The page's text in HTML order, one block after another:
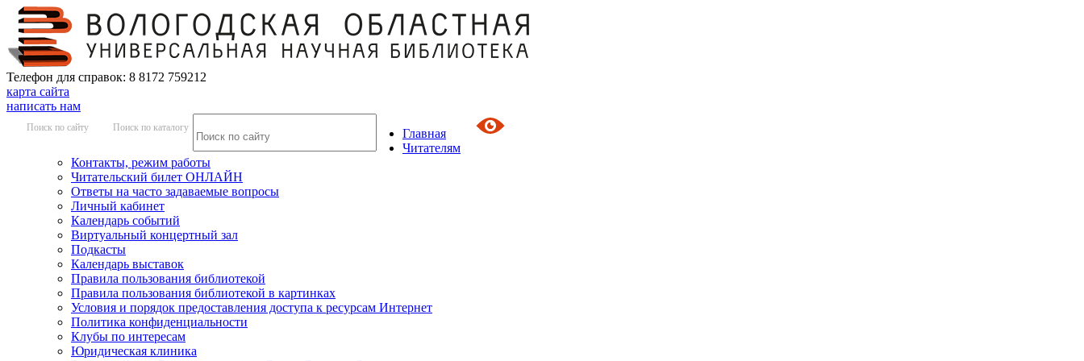
Телефон для справок: 8 8172 759212
карта сайта
написать нам
Поиск по сайту Поиск по каталогу
Главная
Читателям
Контакты, режим работы
Читательский билет ОНЛАЙН
Ответы на часто задаваемые вопросы
Личный кабинет
Календарь событий
Виртуальный концертный зал
Подкасты
Календарь выставок
Правила пользования библиотекой
Правила пользования библиотекой в картинках
Условия и порядок предоставления доступа к ресурсам Интернет
Политика конфиденциальности
Клубы по интересам
Юридическая клиника